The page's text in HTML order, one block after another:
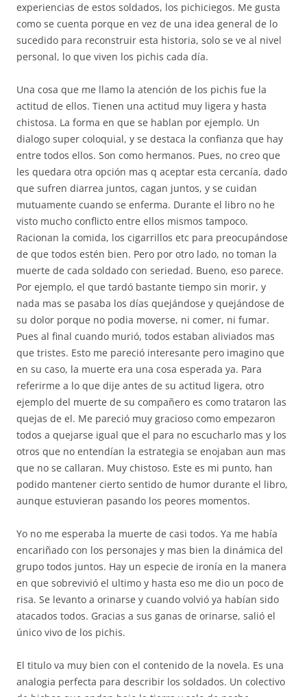
experiencias de estos soldados, los pichiciegos. Me gusta
como se cuenta porque en vez de una idea general de lo
sucedido para reconstruir esta historia, solo se ve al nivel
personal, lo que viven los pichis cada día.
Una cosa que me llamo la atención de los pichis fue la
actitud de ellos. Tienen una actitud muy ligera y hasta
chistosa. La forma en que se hablan por ejemplo. Un
dialogo super coloquial, y se destaca la confianza que hay
entre todos ellos. Son como hermanos. Pues, no creo que
les quedara otra opción mas q aceptar esta cercanía, dado
que sufren diarrea juntos, cagan juntos, y se cuidan
mutuamente cuando se enferma. Durante el libro no he
visto mucho conflicto entre ellos mismos tampoco.
Racionan la comida, los cigarrillos etc para preocupándose
de que todos estén bien. Pero por otro lado, no toman la
muerte de cada soldado con seriedad. Bueno, eso parece.
Por ejemplo, el que tardó bastante tiempo sin morir, y
nada mas se pasaba los días quejándose y quejándose de
su dolor porque no podia moverse, ni comer, ni fumar.
Pues al final cuando murió, todos estaban aliviados mas
que tristes. Esto me pareció interesante pero imagino que
en su caso, la muerte era una cosa esperada ya. Para
referirme a lo que dije antes de su actitud ligera, otro
ejemplo del muerte de su compañero es como trataron las
quejas de el. Me pareció muy gracioso como empezaron
todos a quejarse igual que el para no escucharlo mas y los
otros que no entendían la estrategia se enojaban aun mas
que no se callaran. Muy chistoso. Este es mi punto, han
podido mantener cierto sentido de humor durante el libro,
aunque estuvieran pasando los peores momentos.
Yo no me esperaba la muerte de casi todos. Ya me había
encariñado con los personajes y mas bien la dinámica del
grupo todos juntos. Hay un especie de ironía en la manera
en que sobrevivió el ultimo y hasta eso me dio un poco de
risa. Se levanto a orinarse y cuando volvió ya habían sido
atacados todos. Gracias a sus ganas de orinarse, salió el
único vivo de los pichis.
El titulo va muy bien con el contenido de la novela. Es una
analogia perfecta para describir los soldados. Un colectivo